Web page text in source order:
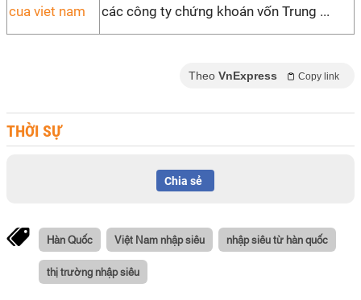
các công ty chứng khoán vốn Trung ...
Theo VnExpress Copy link
THỜI SỰ
Chia sẻ
Hàn Quốc Việt Nam nhập siêu nhập siêu từ hàn quốc
thị trường nhập siêu